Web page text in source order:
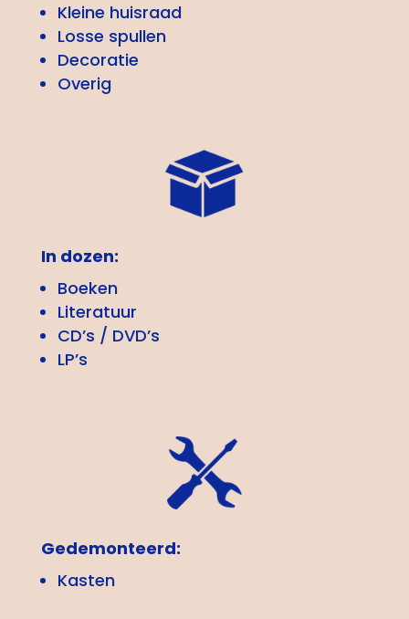
Kleine huisraad
Losse spullen
Decoratie
Overig
In dozen:
Boeken
Literatuur
CD’s / DVD’s
LP’s
Gedemonteerd:
Kasten